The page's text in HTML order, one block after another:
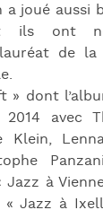
a joué aussi
ils ont
de la
» dont
avec
Klein,
à
Jazz à